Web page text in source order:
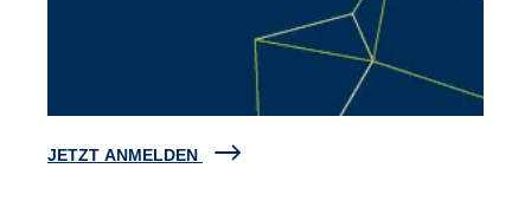
JETZT ANMELDEN